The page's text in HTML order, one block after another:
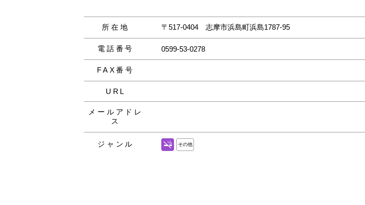
所在地 〒517‐0404 志摩市浜島町浜島1787‐95
電話番号 0599‐53‐0278
FAX番号
URL
メールアドレ
ス
ジャンル その他